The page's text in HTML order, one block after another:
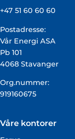
+47 51 60 60 60
Postadresse:
Vår Energi ASA
Pb 101
4068 Stavanger
Org.nummer:
919160675
Våre kontorer